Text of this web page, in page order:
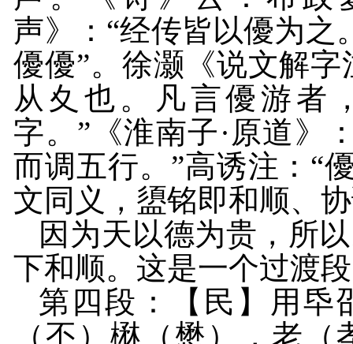
声》：“经传皆以優为之
優優”。徐灏《说文解字
从夊也。凡言優游者
字。”《淮南子·原道》
而调五行。”高诱注：“
文同义，盨铭即和顺、
因为天以德为贵，所
下和顺。这是一个过渡
第四段：【民】用氒
（丕）楙（懋），老（